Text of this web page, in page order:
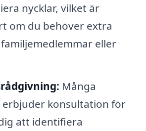
nycklar, vilket är
om du behöver extra
eller
Många
erbjuder konsultation för
att identifiera